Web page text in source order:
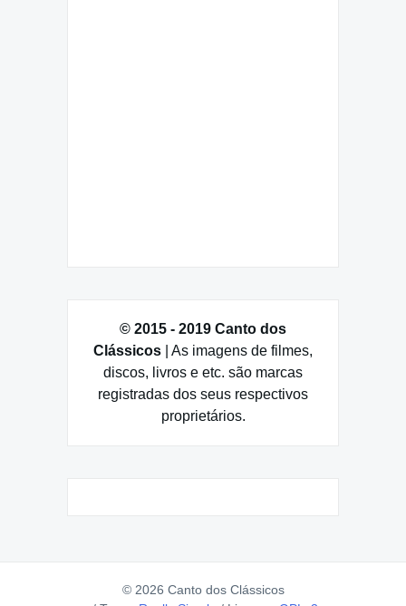
© 2015 - 2019 Canto dos
Clássicos | As imagens de filmes,
discos, livros e etc. são marcas
registradas dos seus respectivos
proprietários.
© 2026 Canto dos Clássicos